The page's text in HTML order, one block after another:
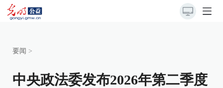
要闻 >
中央政法委发布2026年第二季度